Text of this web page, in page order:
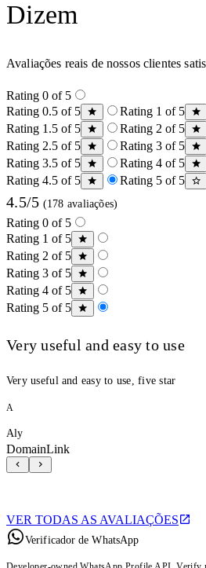
Dizem
Avaliações reais de nossos clientes
Rating 0 of 5
Rating 0.5 of 5
Rating 1 of 5
Rating 1.5 of 5
Rating 2 of 5
Rating 2.5 of 5
Rating 3 of 5
Rating 3.5 of 5
Rating 4 of 5
Rating 4.5 of 5
Rating 5 of 5
4.5/5 (178 avaliações)
Rating 0 of 5
Rating 1 of 5
Rating 2 of 5
Rating 3 of 5
Rating 4 of 5
Rating 5 of 5
Very useful and easy to use
Very useful and easy to use, five star
A
Aly
DomainLink
VER TODAS AS AVALIAÇÕES
Verificador de WhatsApp